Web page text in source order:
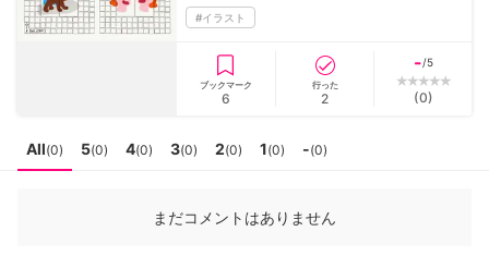
#イラスト
ブックマーク
6
行った
2
-/5
(0)
All(0) 5(0) 4(0) 3(0) 2(0) 1(0) -(0)
まだコメントはありません